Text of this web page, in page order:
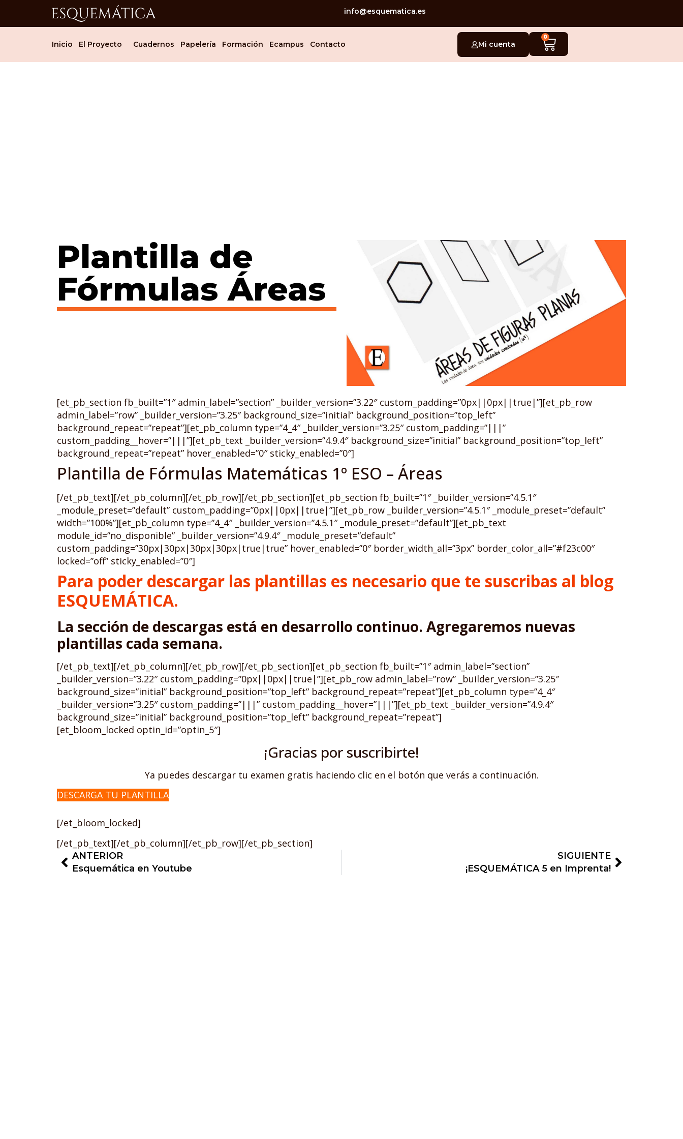
info@esquematica.es
Inicio El Proyecto Cuadernos Papelería Formación Ecampus Contacto Mi cuenta
0
Plantilla de
Fórmulas Áreas
[et_pb_section fb_built=”1″ admin_label=”section” _builder_version=”3.22″ custom_padding=”0px||0px||true|”][et_pb_row
admin_label=”row” _builder_version=”3.25″ background_size=”initial” background_position=”top_left”
background_repeat=”repeat”][et_pb_column type=”4_4″ _builder_version=”3.25″ custom_padding=”|||”
custom_padding__hover=”|||”][et_pb_text _builder_version=”4.9.4″ background_size=”initial” background_position=”top_left”
background_repeat=”repeat” hover_enabled=”0″ sticky_enabled=”0″]
Plantilla de Fórmulas Matemáticas 1º ESO – Áreas
[/et_pb_text][/et_pb_column][/et_pb_row][/et_pb_section][et_pb_section fb_built=”1″ _builder_version=”4.5.1″
_module_preset=”default” custom_padding=”0px||0px||true|”][et_pb_row _builder_version=”4.5.1″ _module_preset=”default”
width=”100%”][et_pb_column type=”4_4″ _builder_version=”4.5.1″ _module_preset=”default”][et_pb_text
module_id=”no_disponible” _builder_version=”4.9.4″ _module_preset=”default”
custom_padding=”30px|30px|30px|30px|true|true” hover_enabled=”0″ border_width_all=”3px” border_color_all=”#f23c00″
locked=”off” sticky_enabled=”0″]
Para poder descargar las plantillas es necesario que te suscribas al blog
ESQUEMÁTICA.
La sección de descargas está en desarrollo continuo. Agregaremos nuevas
plantillas cada semana.
[/et_pb_text][/et_pb_column][/et_pb_row][/et_pb_section][et_pb_section fb_built=”1″ admin_label=”section”
_builder_version=”3.22″ custom_padding=”0px||0px||true|”][et_pb_row admin_label=”row” _builder_version=”3.25″
background_size=”initial” background_position=”top_left” background_repeat=”repeat”][et_pb_column type=”4_4″
_builder_version=”3.25″ custom_padding=”|||” custom_padding__hover=”|||”][et_pb_text _builder_version=”4.9.4″
background_size=”initial” background_position=”top_left” background_repeat=”repeat”]
[et_bloom_locked optin_id=”optin_5″]
¡Gracias por suscribirte!
Ya puedes descargar tu examen gratis haciendo clic en el botón que verás a continuación.
DESCARGA TU PLANTILLA
[/et_bloom_locked]
[/et_pb_text][/et_pb_column][/et_pb_row][/et_pb_section]
ANTERIOR
Esquemática en Youtube
SIGUIENTE
¡ESQUEMÁTICA 5 en Imprenta!